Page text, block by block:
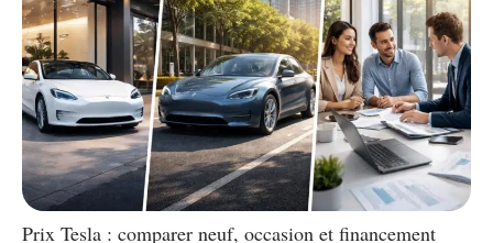
Prix Tesla : comparer neuf, occasion et financement